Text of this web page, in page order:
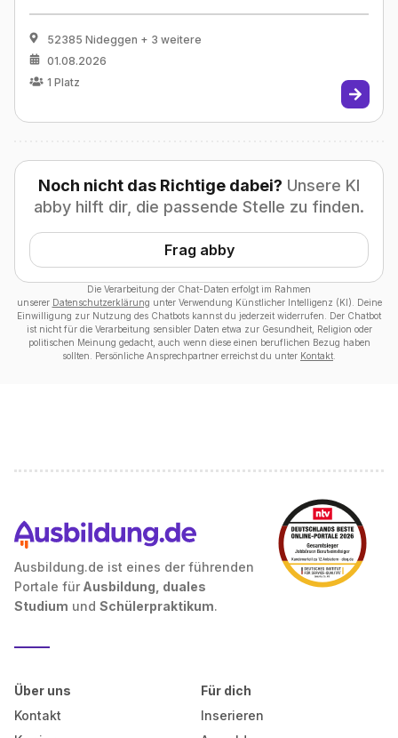
52385 Nideggen + 3 weitere
01.08.2026
1 Platz
Noch nicht das Richtige dabei? Unsere KI
abby hilft dir, die passende Stelle zu finden.
Frag abby
Die Verarbeitung der Chat-Daten erfolgt im Rahmen
unserer Datenschutzerklärung unter Verwendung Künstlicher Intelligenz (KI). Deine
Einwilligung zur Nutzung des Chatbots kannst du jederzeit widerrufen. Der Chatbot
ist nicht für die Verarbeitung sensibler Daten etwa zur Gesundheit, Religion oder
politischen Meinung gedacht, auch wenn diese einen beruflichen Bezug haben
sollten. Persönliche Ansprechpartner erreichst du unter Kontakt
Ausbildung.de ist eines der führenden
Portale für Ausbildung, duales
Studium und Schülerpraktikum.
Über uns
Kontakt
Für dich
Inserieren